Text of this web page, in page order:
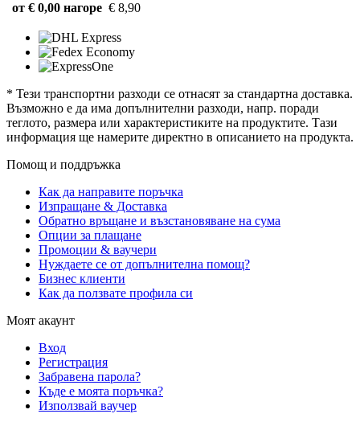
от € 0,00 нагоре € 8,90
* Тези транспортни разходи се отнасят за стандартна доставка.
Възможно е да има допълнителни разходи, напр. поради
теглото, размера или характеристиките на продуктите. Тази
информация ще намерите директно в описанието на продукта.
Помощ и поддръжка
Как да направите поръчка
Изпращане & Доставка
Обратно връщане и възстановяване на сума
Опции за плащане
Промоции & ваучери
Нуждаете се от допълнителна помощ?
Бизнес клиенти
Как да ползвате профила си
Моят акаунт
Вход
Регистрация
Забравена парола?
Къде е моята поръчка?
Използвай ваучер